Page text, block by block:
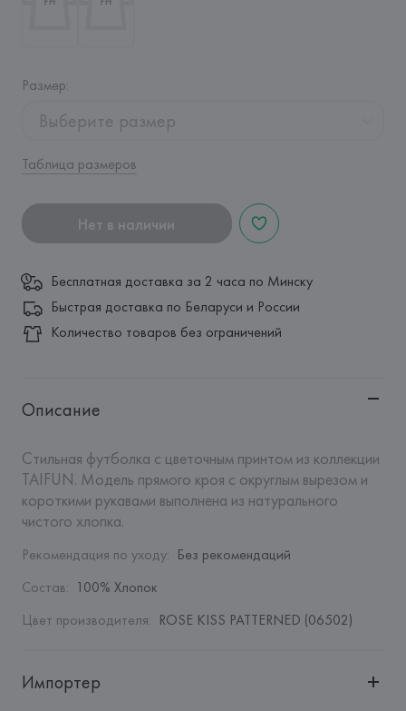
Размер:
Выберите размер
Таблица размеров
Нет в наличии
Бесплатная доставка за 2 часа по Минску
Быстрая доставка по Беларуси и России
Количество товаров без ограничений
Описание
Стильная футболка с цветочным принтом из коллекции
TAIFUN. Модель прямого кроя с округлым вырезом и
короткими рукавами выполнена из натурального
чистого хлопка.
Рекомендация по уходу: Без рекомендаций
Состав: 100% Хлопок
Цвет производителя: ROSE KISS PATTERNED (06502)
Импортер